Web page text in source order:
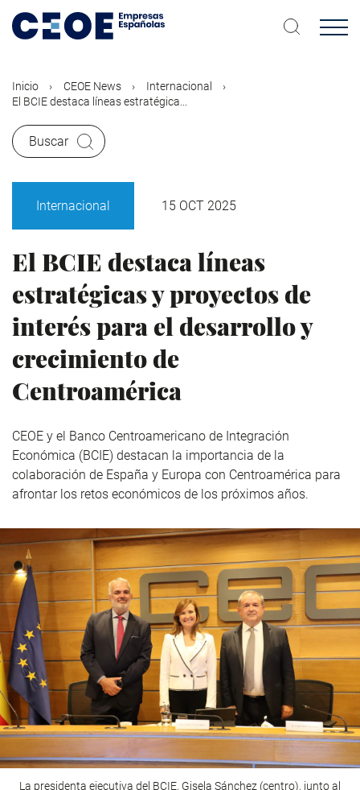
contenido
Inicio CEOE News
Internacional
El BCIE destaca líneas estratégica...
Buscar
Internacional 15 OCT 2025
El BCIE destaca líneas
estratégicas y proyectos de
interés para el desarrollo y
crecimiento de
Centroamérica
CEOE y el Banco Centroamericano de Integración
Económica (BCIE) destacan la importancia de la
colaboración de España y Europa con Centroamérica para
afrontar los retos económicos de los próximos años.
La presidenta ejecutiva del BCIE, Gisela Sánchez (centro), junto al